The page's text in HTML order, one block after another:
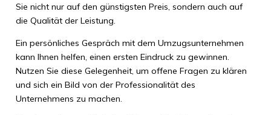
Sie nicht nur auf den günstigsten Preis, sondern auch auf
die Qualität der Leistung.
Ein persönliches Gespräch mit dem Umzugsunternehmen
kann Ihnen helfen, einen ersten Eindruck zu gewinnen.
Nutzen Sie diese Gelegenheit, um offene Fragen zu klären
und sich ein Bild von der Professionalität des
Unternehmens zu machen.